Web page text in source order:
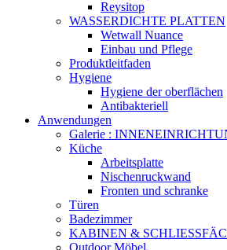
Reysitop
WASSERDICHTE PLATTEN
Wetwall Nuance
Einbau und Pflege
Produktleitfaden
Hygiene
Hygiene der oberflächen
Antibakteriell
Anwendungen
Galerie :
Küche
Arbeitsplatte
Nischenruckwand
Fronten und schranke
Türen
Badezimmer
KABINEN &
Outdoor Möbel